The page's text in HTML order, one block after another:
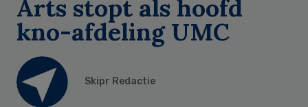
Arts stopt als hoofd
kno-afdeling UMC
Skipr Redactie